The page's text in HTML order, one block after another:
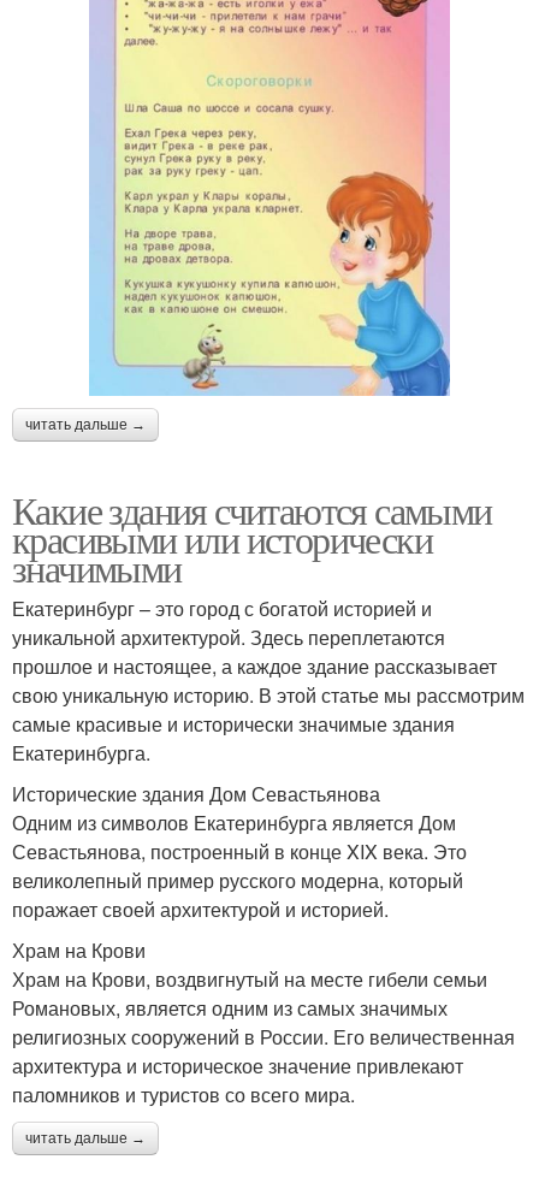
читать дальше →
Какие здания считаются самыми
красивыми или исторически
значимыми
Екатеринбург – это город с богатой историей и
уникальной архитектурой. Здесь переплетаются
прошлое и настоящее, а каждое здание рассказывает
свою уникальную историю. В этой статье мы рассмотрим
самые красивые и исторически значимые здания
Екатеринбурга.
Исторические здания Дом Севастьянова
Одним из символов Екатеринбурга является Дом
Севастьянова, построенный в конце XIX века. Это
великолепный пример русского модерна, который
поражает своей архитектурой и историей.
Храм на Крови
Храм на Крови, воздвигнутый на месте гибели семьи
Романовых, является одним из самых значимых
религиозных сооружений в России. Его величественная
архитектура и историческое значение привлекают
паломников и туристов со всего мира.
читать дальше →